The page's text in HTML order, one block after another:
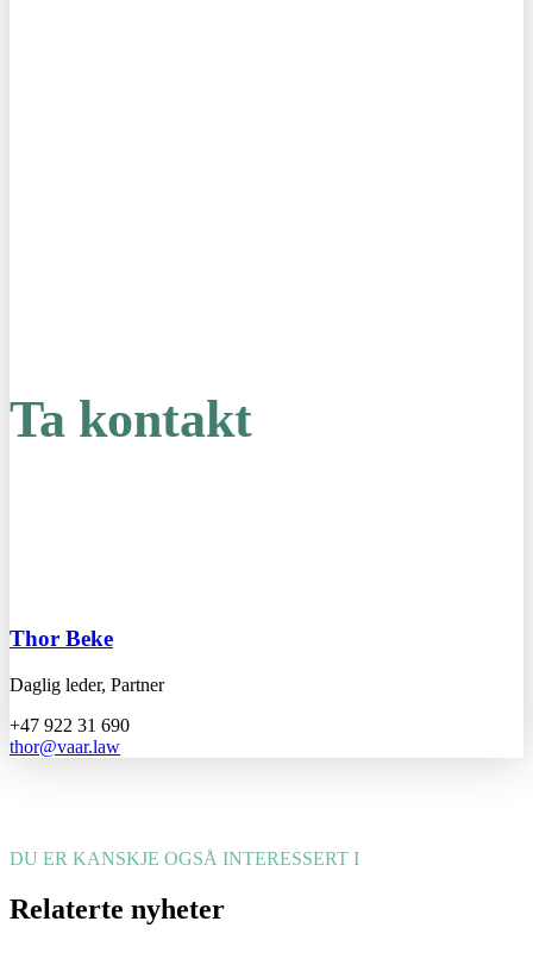
Ta kontakt
Thor Beke
Daglig leder, Partner
+47 922 31 690
thor@vaar.law
DU ER KANSKJE OGSÅ INTERESSERT I
Relaterte nyheter